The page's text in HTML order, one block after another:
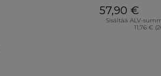
57,90 €
Sisältää ALV-
11,76 €